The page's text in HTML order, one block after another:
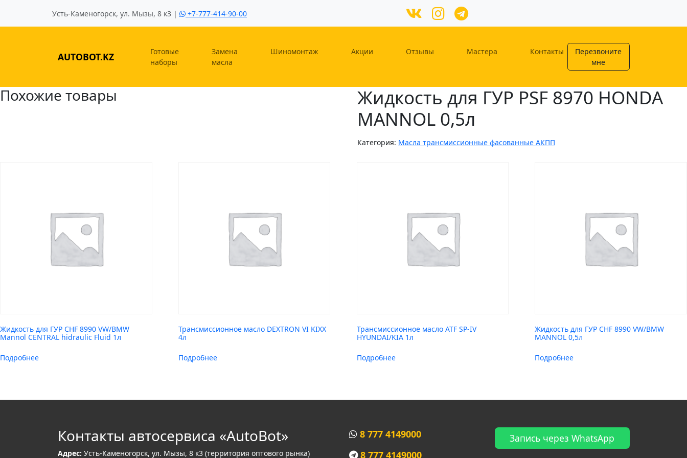
Усть-Каменогорск, ул. Мызы, 8 к3 | +7-777-414-90-00
AUTOBOT.KZ
Готовые
наборы
Замена
масла
Шиномонтаж Акции Отзывы Мастера Контакты
Перезвоните
мне
Жидкость для ГУР PSF 8970 HONDA
MANNOL 0,5л
Категория: Масла трансмиссионные фасованные АКПП
Похожие товары
Жидкость для ГУР CHF 8990 VW/BMW
Mannol CENTRAL hidraulic Fluid 1л
Подробнее
Трансмиссионное масло DEXTRON VI KIXX
4л
Подробнее
Трансмиссионное масло ATF SP-IV
HYUNDAI/KIA 1л
Подробнее
Жидкость для ГУР CHF 8990 VW/BMW
MANNOL 0,5л
Подробнее
Контакты автосервиса «AutoBot»
Адрес: Усть-Каменогорск, ул. Мызы, 8 к3 (территория оптового рынка)
8 777 4149000
8 777 4149000
Запись через WhatsApp